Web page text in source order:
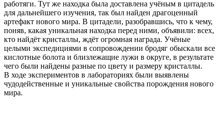
работяги. Тут же находка была доставлена учёным в цитадель
для дальнейшего изучения, так был найден драгоценный
артефакт нового мира. В цитадели, разобравшись, что к чему,
поняв, какая уникальная находка перед ними, объявили: всех,
кто найдёт кристаллы, ждёт огромная награда. Учёные
целыми экспедициями в сопровождении бродяг обыскали все
кислотные болота и близлежащие лужи в округе, в результате
чего были найдены разные по цвету и размеру кристаллы.
В ходе экспериментов в лабораториях были выявлены
чудодейственные и уникальные свойства порождения нового
мира.